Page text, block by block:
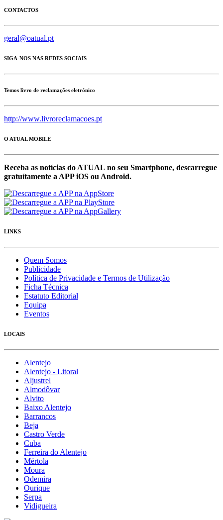
CONTACTOS
geral@oatual.pt
SIGA-NOS NAS REDES SOCIAIS
Temos livro de reclamações eletrónico
http://www.livroreclamacoes.pt
O ATUAL MOBILE
Receba as notícias do ATUAL no seu Smartphone, descarregue
gratuítamente a APP iOS ou Android.
LINKS
Quem Somos
Publicidade
Política de Privacidade e Termos de Utilização
Ficha Técnica
Estatuto Editorial
Equipa
Eventos
LOCAIS
Alentejo
Alentejo - Litoral
Aljustrel
Almodôvar
Alvito
Baixo Alentejo
Barrancos
Beja
Castro Verde
Cuba
Ferreira do Alentejo
Mértola
Moura
Odemira
Ourique
Serpa
Vidigueira